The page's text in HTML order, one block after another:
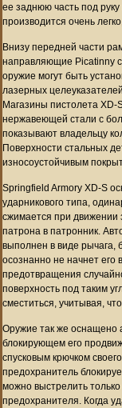
ее заднюю часть под
производится очень
Внизу передней части
направляющие Picatinny
оружие могут быть
лазерных
Магазины пистолета XD-
нержавеющей стали с
показывают владельцу
Поверхности стальных
износоустойчивым
Springfield Armory XD-S
ударникового типа,
сжимается при движении
патрона в патронник.
выполнен в виде рычага,
осознанно не начнет
предотвращения
поверхность под таким
сместиться, учитывая,
Оружие так же оснащено
блокирующем его
спусковым крючком
предохранитель
можно выстрелить только
предохранителя. Когда